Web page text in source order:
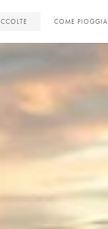
COME PIOGGIA